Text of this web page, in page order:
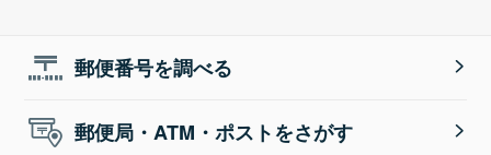
郵便番号を調べる
郵便局・ATM・ポストをさがす